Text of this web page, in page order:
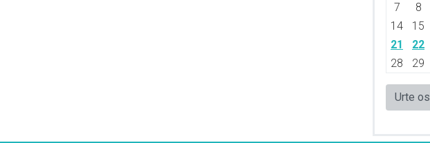
7
8
14
15
21
22
28
29
Urte